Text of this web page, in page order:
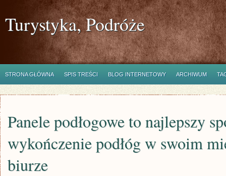
Turystyka, Podróże
STRONA GŁÓWNA SPIS TREŚCI BLOG INTERNETOWY ARCHIWUM
Panele podłogowe to najlepszy
wykończenie podłóg w swoim
biurze